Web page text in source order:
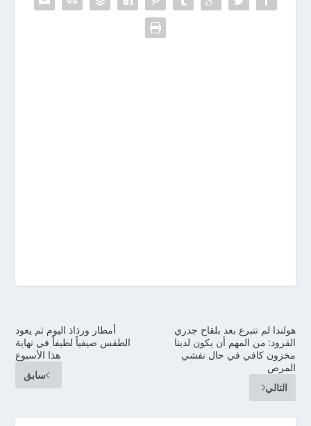
أمطار ورذاذ اليوم ثم يعود
الطقس صيفياً لطيفاً في نهاية
هذا الأسبوع
سابق
هولندا لم تتبرع بعد بلقاح جدري
القرود: من المهم أن يكون لدينا
مخزون كافي في حال تفشي
المرص
التالي